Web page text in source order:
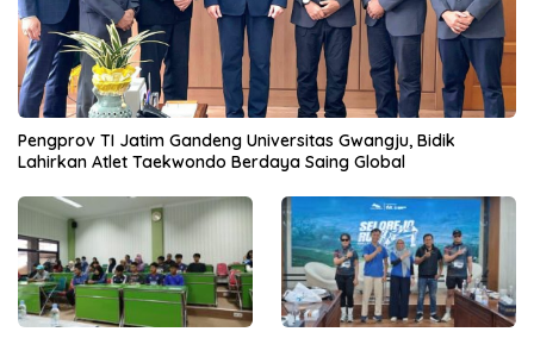
Pengprov TI Jatim Gandeng Universitas Gwangju, Bidik
Lahirkan Atlet Taekwondo Berdaya Saing Global